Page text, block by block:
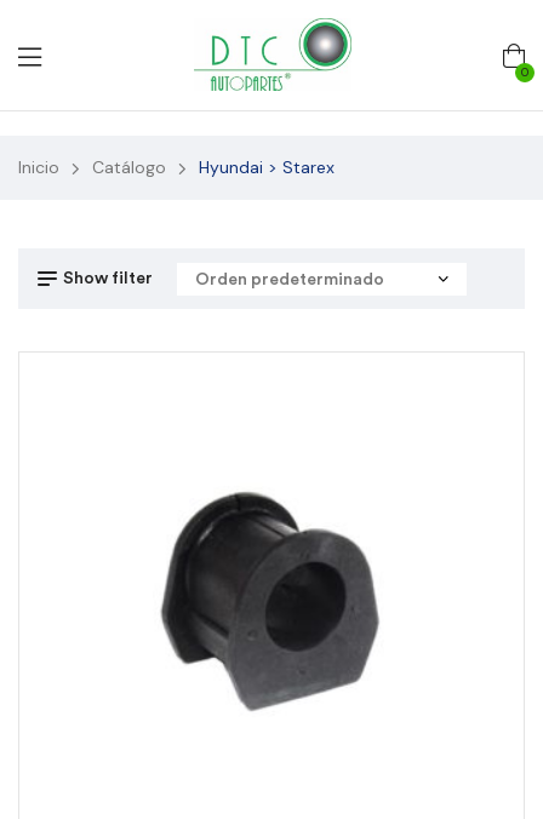
0
Inicio Catálogo Hyundai > Starex
Show filter